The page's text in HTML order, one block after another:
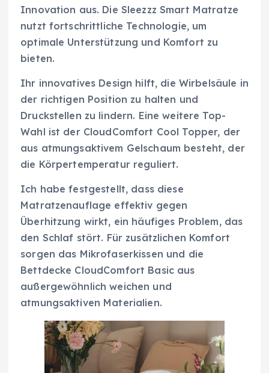
Innovation aus. Die Sleezzz Smart Matratze
nutzt fortschrittliche Technologie, um
optimale Unterstützung und Komfort zu
bieten.
Ihr innovatives Design hilft, die Wirbelsäule in
der richtigen Position zu halten und
Druckstellen zu lindern. Eine weitere Top-
Wahl ist der CloudComfort Cool Topper, der
aus atmungsaktivem Gelschaum besteht, der
die Körpertemperatur reguliert.
Ich habe festgestellt, dass diese
Matratzenauflage effektiv gegen
Überhitzung wirkt, ein häufiges Problem, das
den Schlaf stört. Für zusätzlichen Komfort
sorgen das Mikrofaserkissen und die
Bettdecke CloudComfort Basic aus
außergewöhnlich weichen und
atmungsaktiven Materialien.